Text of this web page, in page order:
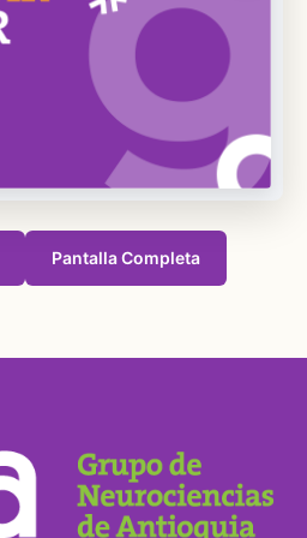
Pantalla Completa